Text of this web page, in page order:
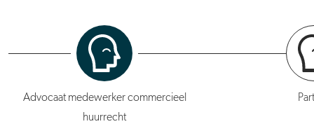
Advocaat medewerker commercieel
huurrecht